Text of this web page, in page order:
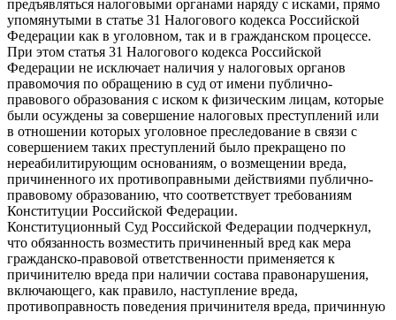
предъявляться налоговыми органами наряду с исками, прямо
упомянутыми в статье 31 Налогового кодекса Российской
Федерации как в уголовном, так и в гражданском процессе.
При этом статья 31 Налогового кодекса Российской
Федерации не исключает наличия у налоговых органов
правомочия по обращению в суд от имени публично-
правового образования с иском к физическим лицам, которые
были осуждены за совершение налоговых преступлений или
в отношении которых уголовное преследование в связи с
совершением таких преступлений было прекращено по
нереабилитирующим основаниям, о возмещении вреда,
причиненного их противоправными действиями публично-
правовому образованию, что соответствует требованиям
Конституции Российской Федерации.
Конституционный Суд Российской Федерации подчеркнул,
что обязанность возместить причиненный вред как мера
гражданско-правовой ответственности применяется к
причинителю вреда при наличии состава правонарушения,
включающего, как правило, наступление вреда,
противоправность поведения причинителя вреда, причинную